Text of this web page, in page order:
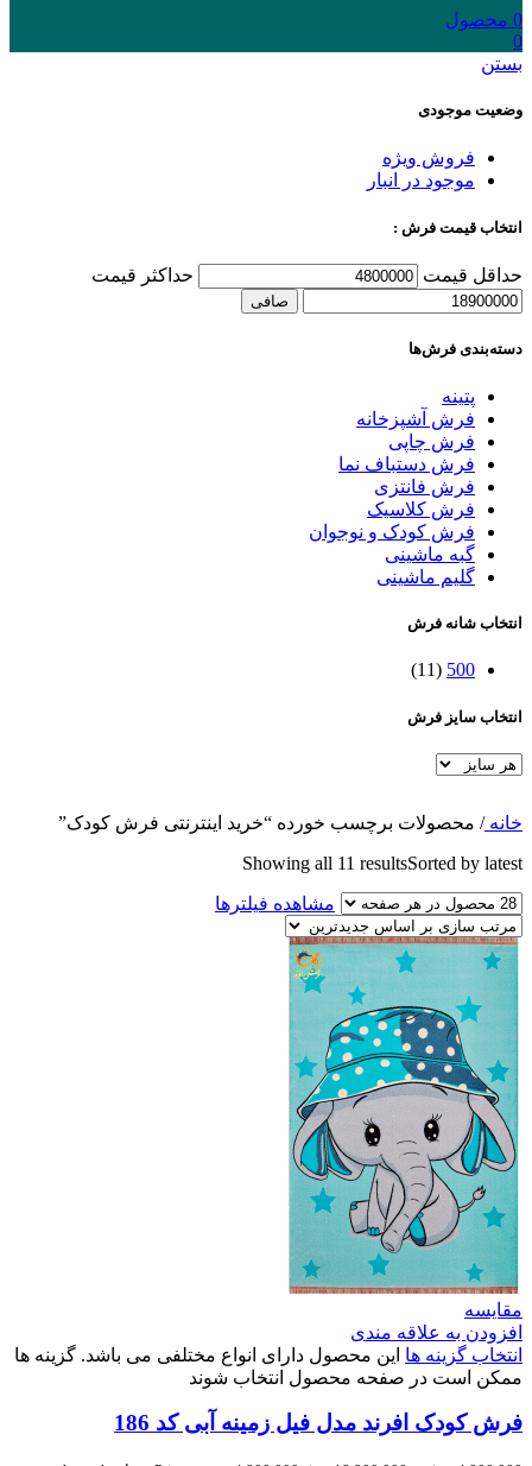
0 محصول
0
بستن
وضعیت موجودی
فروش ویژه
موجود در انبار
انتخاب قیمت فرش :
حداقل قیمت حداكثر قيمت
صافی
دسته‌بندی‌ فرش‌ها
پتینه
فرش آشپزخانه
فرش چاپی
فرش دستباف نما
فرش فانتزی
فرش کلاسیک
فرش کودک و نوجوان
گبه ماشینی
گلیم ماشینی
انتخاب شانه فرش
500
(11)
انتخاب سایز فرش
خانه/ محصولات برچسب خورده “خرید اینترنتی فرش کودک”
Showing all 11 resultsSorted by latest
مشاهده فیلترها
مقایسه
افزودن به علاقه مندی
انتخاب گزینه ها این محصول دارای انواع مختلفی می باشد. گزینه ها
ممکن است در صفحه محصول انتخاب شوند
فرش کودک افرند مدل فیل زمینه آبی کد 186